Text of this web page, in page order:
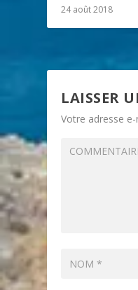
24 août 2018
LAISSER
Votre adresse